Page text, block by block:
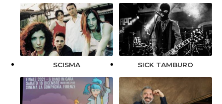
SCISMA SICK TAMBURO